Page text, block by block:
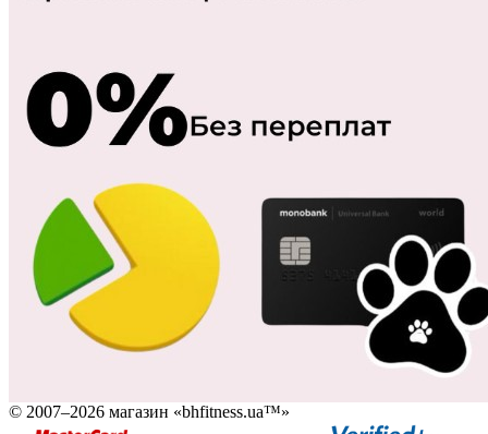
© 2007–2026 магазин «bhfitness.ua™»